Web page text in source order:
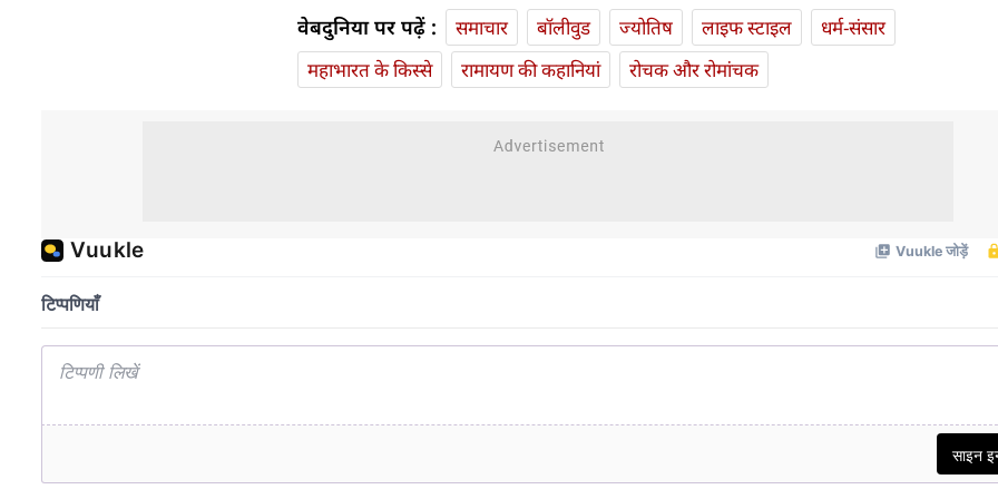
वेबदुनिया पर पढ़ें : समाचार बॉलीवुड ज्योतिष लाइफ स्‍टाइल
धर्म-संसार
महाभारत के किस्से
रामायण की कहानियां रोचक और रोमांचक